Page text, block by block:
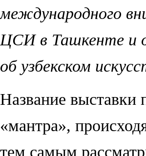
международного
ЦСИ в Ташкенте и
об узбекском
Название выставки
«мантра»,
тем самым